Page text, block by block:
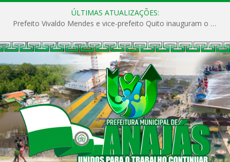
ÚLTIMAS ATUALIZAÇÕES:
Prefeito Vivaldo Mendes e vice-prefeito Quito inauguram o CAPS e fortalecem a saúde pública em Anajás.